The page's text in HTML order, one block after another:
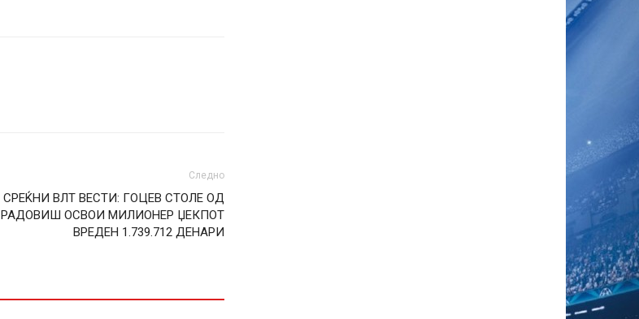
Следно
СРЕЌНИ ВЛТ ВЕСТИ: ГОЦЕВ СТОЛЕ ОД
РАДОВИШ ОСВОИ МИЛИОНЕР ЏЕКПОТ
ВРЕДЕН 1.739.712 ДЕНАРИ